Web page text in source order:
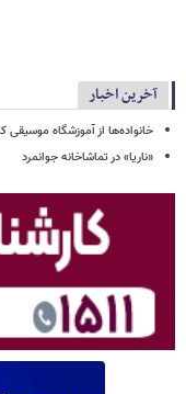
آخرین اخبار
خانواده‌ها از آموزشگاه
«ناریا» در تماشاخانه جوانمرد